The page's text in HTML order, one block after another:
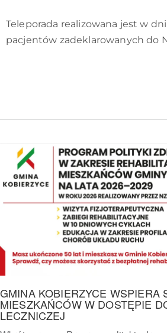
Teleporada realizowana jest w
pacjentów zadeklarowanych do
GMINA KOBIERZYCE WSPIERA
MIESZKAŃCÓW W DOSTĘPIE
LECZNICZEJ